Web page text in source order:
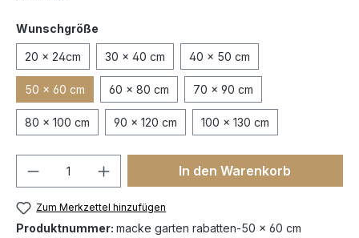
Wunschgröße
20 x 24cm 30 x 40 cm 40 x 50 cm
50 x 60 cm 60 x 80 cm 70 x 90 cm
80 x 100 cm 90 x 120 cm 100 x 130 cm
In den Warenkorb
Zum Merkzettel hinzufügen
Produktnummer: macke garten rabatten-50 x 60 cm